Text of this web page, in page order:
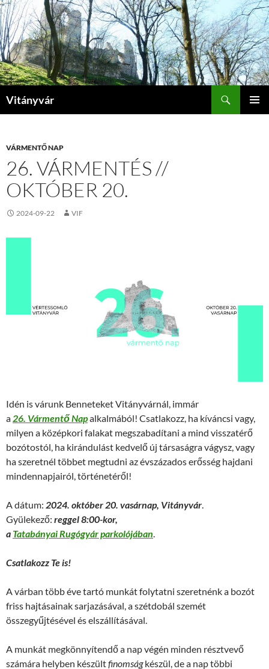
Kilépés
a
tartalomba
Vitányvár
VÁRMENTŐ NAP
26. VÁRMENTÉS //
OKTÓBER 20.
2024-09-22 VIF
Idén is várunk Benneteket Vitányvárnál, immár
a 26. Vármentő Napalkalmából! Csatlakozz, ha kíváncsi vagy,
milyen a középkori falakat megszabadítani a mind visszatérő
bozótostól, ha kirándulást kedvelő új társaságra vágysz, vagy
ha szeretnél többet megtudni az évszázados erősség hajdani
mindennapjairól, történetéről!
A dátum: 2024. október 20. vasárnap, Vitányvár
Gyülekező: reggel 8:00-kor,
a Tatabányai Rugógyár parkolójában
Csatlakozz Te is!
A várban több éve tartó munkát folytatni szeretnénk a bozót
friss hajtásainak sarjazásával, a szétdobál szemét
összegyűjtésével és elszállításával.
A munkát megkönnyítendő a nap végén minden résztvevő
számára helyben készültfinomságkészül, de a nap többi